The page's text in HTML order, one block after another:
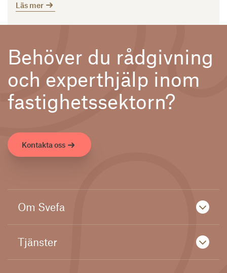
Läs mer
Behöver du rådgivning
och experthjälp inom
fastighetssektorn?
Kontakta oss
Om Svefa
Tjänster